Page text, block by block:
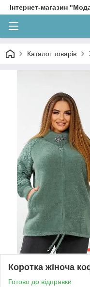
Інтернет-магазин
Каталог товарів
Коротка жіноча
Готово до відправки